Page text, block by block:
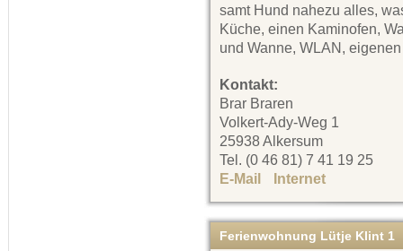
samt Hund nahezu alles,
Küche, einen Kaminofen,
und Wanne, WLAN,
Kontakt:
Brar Braren
Volkert-Ady-Weg 1
25938 Alkersum
Tel. (0 46 81) 7 41 19 25
E-Mail
Internet
Ferienwohnung Lütje Klint 1